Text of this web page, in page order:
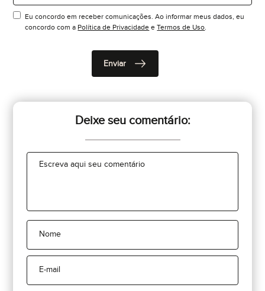
Eu concordo em receber comunicações. Ao informar meus dados, eu
concordo com a Política de Privacidade eTermos de Uso.
Deixe seu comentário: